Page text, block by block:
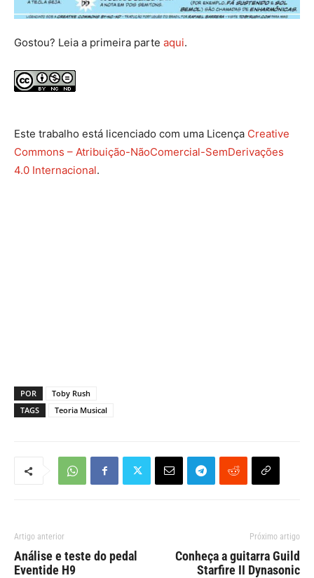
Gostou? Leia a primeira parte aqui.
Este trabalho está licenciado com uma Licença Creative
Commons – Atribuição-NãoComercial-SemDerivações
4.0 Internacional.
POR
Toby Rush
TAGS
Teoria Musical
Artigo anterior
Análise e teste do pedal
Eventide H9
Próximo artigo
Conheça a guitarra Guild
Starfire II Dynasonic